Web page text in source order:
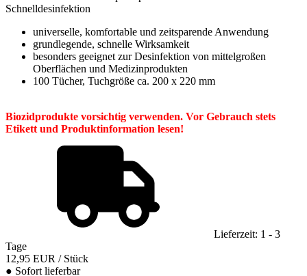
Schnelldesinfektion
universelle, komfortable und zeitsparende Anwendung
grundlegende, schnelle Wirksamkeit
besonders geeignet zur Desinfektion von mittelgroßen
Oberflächen und Medizinprodukten
100 Tücher, Tuchgröße ca. 200 x 220 mm
Biozidprodukte vorsichtig verwenden. Vor Gebrauch stets
Etikett und Produktinformation lesen!
Lieferzeit: 1 - 3
Tage
12,95 EUR / Stück
● Sofort lieferbar